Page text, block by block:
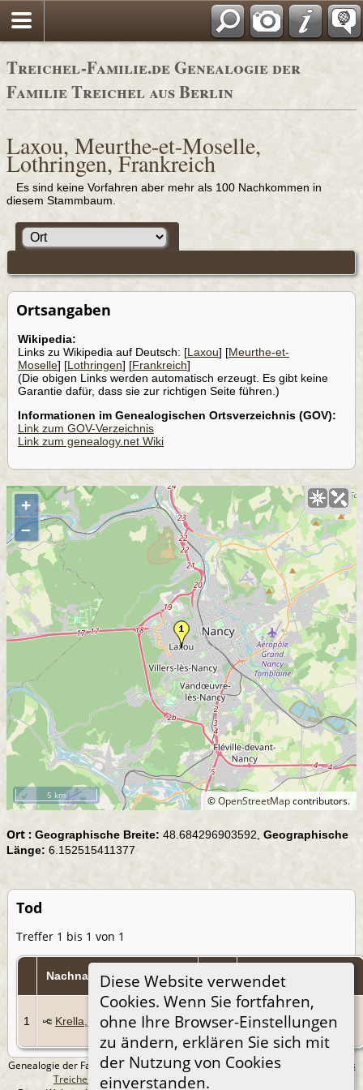
Adressbücher
Treichel-Familie.de Genealogie der
Familie Treichel aus Berlin
Diese Website verwendet
Cookies. Wenn Sie fortfahren,
ohne Ihre Browser-Einstellungen
zu ändern, erklären Sie sich mit
der Nutzung von Cookies
einverstanden.
Laxou, Meurthe-et-Moselle,
Lothringen, Frankreich
Es sind keine Vorfahren aber mehr als 100 Nachkommen in
diesem Stammbaum.
Ortsangaben
Wikipedia:
Links zu Wikipedia auf Deutsch: [Laxou] [Meurthe-et-
Moselle] [Lothringen] [Frankreich]
(Die obigen Links werden automatisch erzeugt. Es gibt keine
Garantie dafür, dass sie zur richtigen Seite führen.)
Informationen im Genealogischen Ortsverzeichnis (GOV):
Link zum GOV-Verzeichnis
Link zum genealogy.net Wiki
+
–
©OpenStreetMapcontributors.
5 km
Ort : Geographische Breite:48.684296903592, Geographische
Länge: 6.152515411377
Tod
Treffer 1 bis 1 von 1
Nachname, Taufnamen Personen-Kennung
1 Krella, Jean Antoine
7
Jan
1970
I100
Genealogie der Familie Treichel aus Berlin. - erstellt und betreut von
Andreas
Treichel
Copyright © 2014-2026 Alle Rechte vorbehalten.